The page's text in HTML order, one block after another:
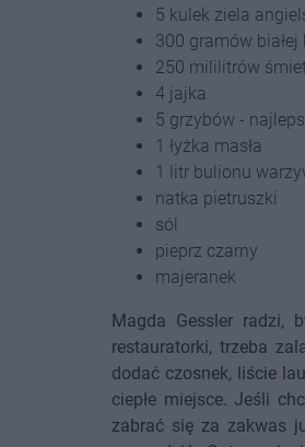
5 kulek ziela
300 gramów białej
250 mililitrów
4 jajka
5 grzybów -
1 łyżka masła
1 litr bulionu
natka pietruszki
sól
pieprz czarny
majeranek
Magda Gessler radzi,
restauratorki, trzeba
dodać czosnek, liście
ciepłe miejsce. Jeśli
zabrać się za zakwas